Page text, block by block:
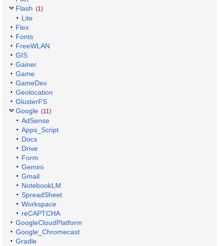
Flash (1)
Lite
Flex
Fonts
FreeWLAN
GIS
Gainer
Game
GameDev
Geolocation
GlusterFS
Google (11)
AdSense
Apps_Script
Docs
Drive
Form
Gemini
Gmail
NotebookLM
SpreadSheet
Workspace
reCAPTCHA
GoogleCloudPlatform
Google_Chromecast
Gradle